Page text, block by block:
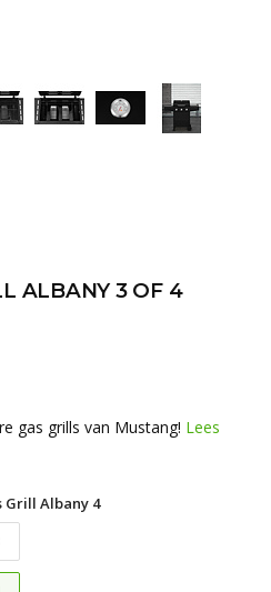
ALBANY 3 OF 4
gas grills van Mustang! Lees
Grill Albany 4